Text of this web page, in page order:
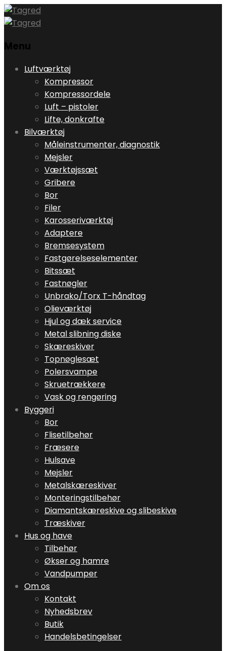
Menu
Skip
content
Luftværktøj
Kompressor
Kompressordele
Luft – pistoler
Lifte, donkrafte
Bilværktøj
Måleinstrumenter, diagnostik
Mejsler
Værktøjssæt
Gribere
Bor
Filer
Karosseriværktøj
Adaptere
Bremsesystem
Fastgørelseselementer
Bitssæt
Fastnøgler
Unbrako/Torx T-håndtag
Olieværktøj
Hjul og dæk service
Metal slibning diske
Skæreskiver
Topnøglesæt
Polersvampe
Skruetrækkere
Vask og rengøring
Byggeri
Bor
Flisetilbehør
Fræsere
Hulsave
Mejsler
Metalskæreskiver
Monteringstilbehør
Diamantskæreskive og slibeskive
Træskiver
Hus og have
Tilbehør
Økser og hamre
Vandpumper
Om os
Kontakt
Nyhedsbrev
Butik
Handelsbetingelser